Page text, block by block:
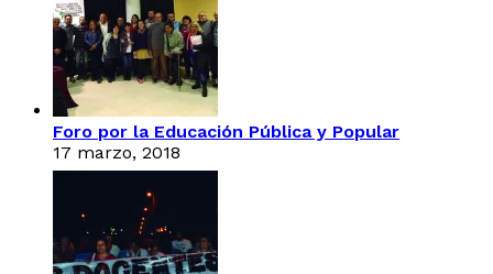
Foro por la Educación Pública y Popular
17 marzo, 2018